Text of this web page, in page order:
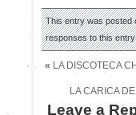
This entry was posted
responses to this
« LA DISCOTECA
LA CARICA
Leave a